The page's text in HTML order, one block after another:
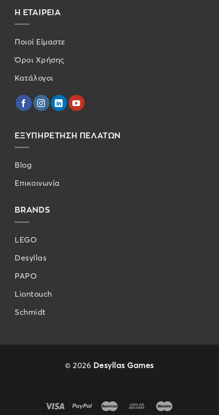
Η ΕΤΑΙΡΕΙΑ
Ποιοί Είμαστε
Όροι Χρήσης
Κατάλογοι
ΕΞΥΠΗΡΕΤΗΣΗ ΠΕΛΑΤΩΝ
Blog
Επικοινωνία
BRANDS
LEGO
Desyllas
PAPO
Liontouch
Schmidt
© 2026 Desyllas Games